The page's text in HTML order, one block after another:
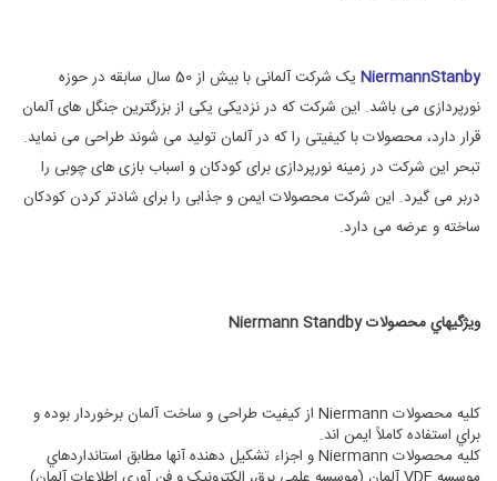
NiermannStanby
یک شرکت آلمانی با بیش از 50 سال سابقه در حوزه
نورپردازی می باشد. این شرکت که در نزدیکی یکی از بزرگترین جنگل های آلمان
قرار دارد، محصولات با کیفیتی را که در آلمان تولید می شوند طراحی می نماید.
تبحر این شرکت در زمینه نورپردازی برای کودکان و اسباب بازی های چوبی را
دربر می گیرد. این شرکت محصولات ایمن و جذابی را برای شادتر کردن کودکان
ساخته و عرضه می دارد.
ويژگيهاي محصولاتNiermann Standby
کليه محصولات Niermann از کيفيت طراحی و ساخت آلمان برخوردار بوده و
براي استفاده کاملاً ايمن اند.
کليه محصولات Niermann و اجزاء تشکيل دهنده آنها مطابق استانداردهاي